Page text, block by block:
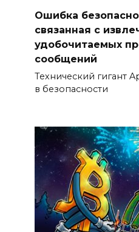
Ошибка
связанная с
удобочитаемых
сообщений
Технический гигант
в безопасности